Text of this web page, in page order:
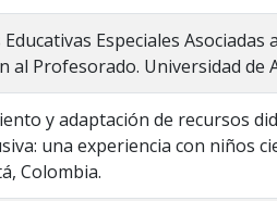
Especiales
al Profesorado. Universidad de
y adaptación de recursos
una experiencia con niños
Colombia.